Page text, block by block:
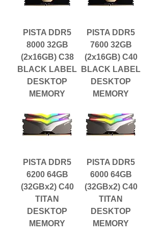
PISTA DDR5
8000 32GB
(2x16GB) C38
BLACK LABEL
DESKTOP
MEMORY
PISTA DDR5
7600 32GB
(2x16GB) C40
BLACK LABEL
DESKTOP
MEMORY
PISTA DDR5
6200 64GB
(32GBx2) C40
TITAN
DESKTOP
MEMORY
PISTA DDR5
6000 64GB
(32GBx2) C40
TITAN
DESKTOP
MEMORY